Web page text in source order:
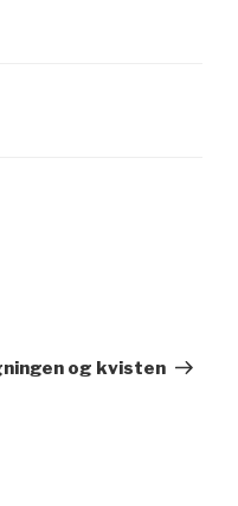
og kvisten